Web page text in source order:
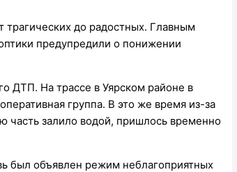
до радостных. Главным
предупредили о понижении
ДТП. На трассе в Уярском районе в
группа. В это же время из-за
часть залило водой, пришлось временно
был объявлен режим неблагоприятных